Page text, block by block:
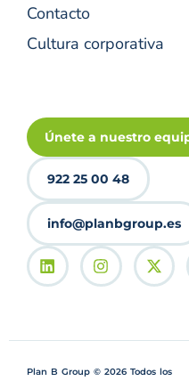
Contacto
Cultura corporativa
Únete a nuestro
922 25 00 48
info@planbgroup.es
Plan B Group © 2026 Todos los